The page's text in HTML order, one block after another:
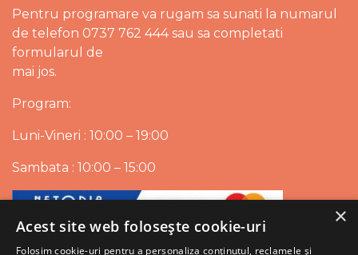
Pentru programare va rugam sa sunati la numarul
de telefon 0737 762 444 sau sa completati
formularul de
mai jos.
Program:
Luni-Vineri : 10:00 – 19:00
Sambata : 10:00 – 15:00
×
Acest site web folosește cookie-uri
Folosim cookie-uri pentru a personaliza conținutul, reclamele și